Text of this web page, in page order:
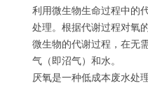
利用微生物生命过程中的
处理。根据代谢过程对氧
微生物的代谢过程，在无
气（即沼气）和水。
厌氧是一种低成本废水处